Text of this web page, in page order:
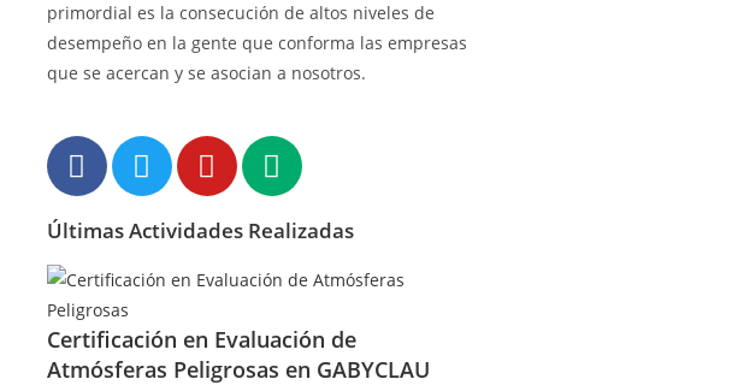
primordial es la consecución de altos niveles de
desempeño en la gente que conforma las empresas
que se acercan y se asocian a nosotros.
Últimas Actividades Realizadas
Certificación en Evaluación de
Atmósferas Peligrosas en GABYCLAU